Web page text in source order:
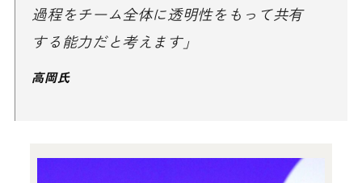
過程をチーム全体に透明性をもって共有
する能力だと考えます」
高岡氏